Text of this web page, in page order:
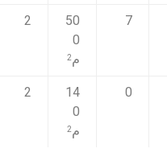
7
50
0
م2
2
0
14
0
م2
2